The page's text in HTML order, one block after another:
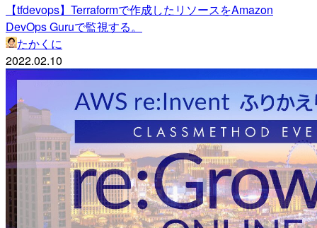
【tfdevops】Terraformで作成したリソースをAmazon
DevOps Guruで監視する。
たかくに
2022.02.10